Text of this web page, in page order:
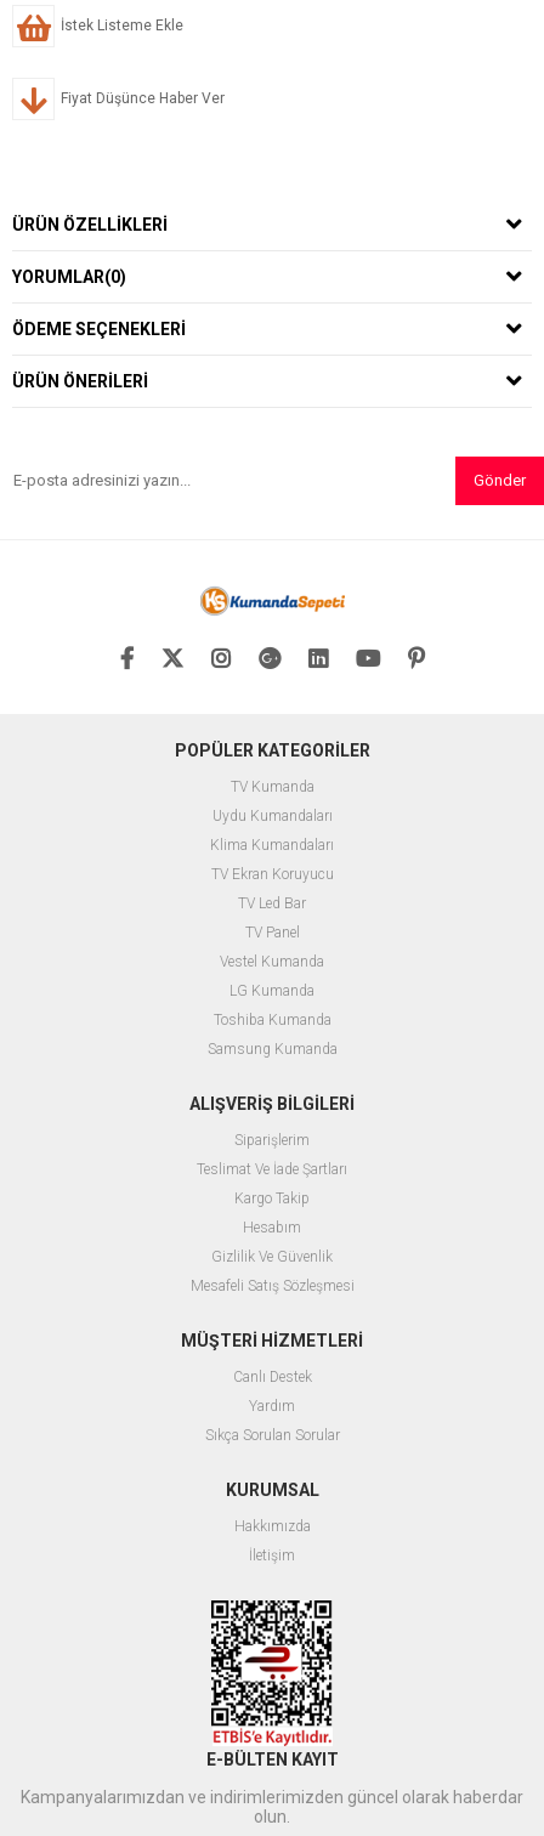
İstek Listeme Ekle
Fiyat Düşünce Haber Ver
ÜRÜN ÖZELLIKLERI
YORUMLAR(0)
ÖDEME SEÇENEKLERI
ÜRÜN ÖNERILERI
Gönder
POPÜLER KATEGORİLER
TV Kumanda
Uydu Kumandaları
Klima Kumandaları
TV Ekran Koruyucu
TV Led Bar
TV Panel
Vestel Kumanda
LG Kumanda
Toshiba Kumanda
Samsung Kumanda
ALIŞVERİŞ BİLGİLERİ
Siparişlerim
Teslimat Ve İade Şartları
Kargo Takip
Hesabım
Gizlilik Ve Güvenlik
Mesafeli Satış Sözleşmesi
MÜŞTERİ HİZMETLERİ
Canlı Destek
Yardım
Sıkça Sorulan Sorular
KURUMSAL
Hakkımızda
İletişim
E-BÜLTEN KAYIT
Kampanyalarımızdan ve indirimlerimizden güncel olarak haberdar
olun.